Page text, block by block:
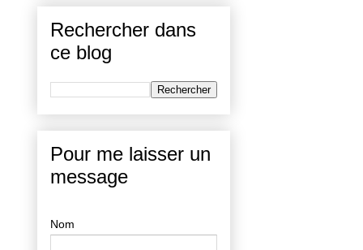
Rechercher dans
ce blog
Pour me laisser un
message
Nom